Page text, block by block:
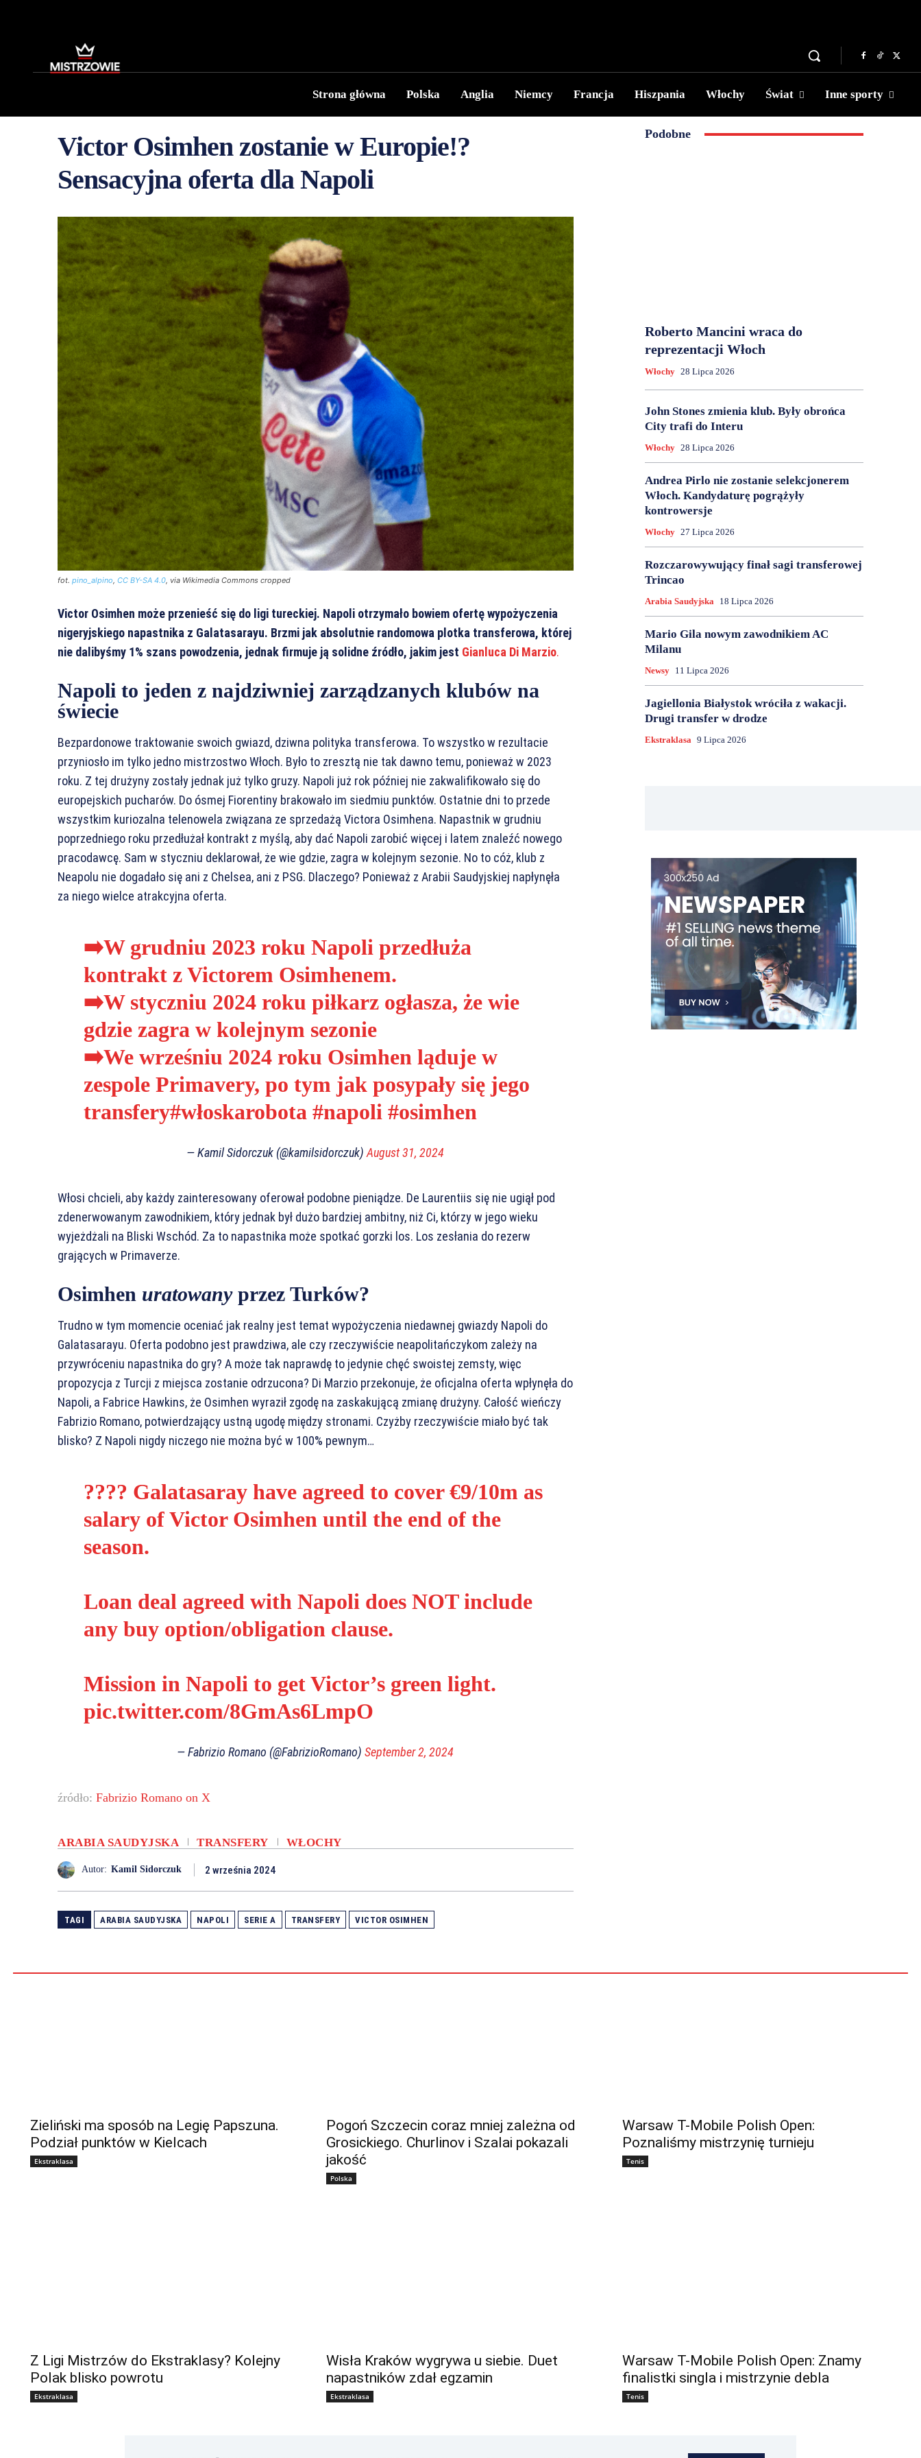
Strona główna Polska Anglia Niemcy Francja Hiszpania Włochy Świat Inne sporty
Victor Osimhen zostanie w Europie!?
Sensacyjna oferta dla Napoli
fot. pino_alpino, CC BY-SA 4.0, via Wikimedia Commons cropped
Victor Osimhen może przenieść się do ligi tureckiej. Napoli otrzymało bowiem ofertę wypożyczenia
nigeryjskiego napastnika z Galatasarayu. Brzmi jak absolutnie randomowa plotka transferowa, której
nie dalibyśmy 1% szans powodzenia, jednak firmuje ją solidne źródło, jakim jest Gianluca Di Marzio.
Napoli to jeden z najdziwniej zarządzanych klubów na
świecie
Bezpardonowe traktowanie swoich gwiazd, dziwna polityka transferowa. To wszystko w rezultacie
przyniosło im tylko jedno mistrzostwo Włoch. Było to zresztą nie tak dawno temu, ponieważ w 2023
roku. Z tej drużyny zostały jednak już tylko gruzy. Napoli już rok później nie zakwalifikowało się do
europejskich pucharów. Do ósmej Fiorentiny brakowało im siedmiu punktów. Ostatnie dni to przede
wszystkim kuriozalna telenowela związana ze sprzedażą Victora Osimhena. Napastnik w grudniu
poprzedniego roku przedłużał kontrakt z myślą, aby dać Napoli zarobić więcej i latem znaleźć nowego
pracodawcę. Sam w styczniu deklarował, że wie gdzie, zagra w kolejnym sezonie. No to cóż, klub z
Neapolu nie dogadało się ani z Chelsea, ani z PSG. Dlaczego? Ponieważ z Arabii Saudyjskiej napłynęła
za niego wielce atrakcyjna oferta.
➡️W grudniu 2023 roku Napoli przedłuża
kontrakt z Victorem Osimhenem.
➡️W styczniu 2024 roku piłkarz ogłasza, że wie
gdzie zagra w kolejnym sezonie
➡️We wrześniu 2024 roku Osimhen ląduje w
zespole Primavery, po tym jak posypały się jego
transfery#włoskarobota #napoli #osimhen
— Kamil Sidorczuk (@kamilsidorczuk)August 31, 2024
Włosi chcieli, aby każdy zainteresowany oferował podobne pieniądze. De Laurentiis się nie ugiął pod
zdenerwowanym zawodnikiem, który jednak był dużo bardziej ambitny, niż Ci, którzy w jego wieku
wyjeżdżali na Bliski Wschód. Za to napastnika może spotkać gorzki los. Los zesłania do rezerw
grających w Primaverze.
Osimhen uratowanyprzez Turków?
Trudno w tym momencie oceniać jak realny jest temat wypożyczenia niedawnej gwiazdy Napoli do
Galatasarayu. Oferta podobno jest prawdziwa, ale czy rzeczywiście neapolitańczykom zależy na
przywróceniu napastnika do gry? A może tak naprawdę to jedynie chęć swoistej zemsty, więc
propozycja z Turcji z miejsca zostanie odrzucona? Di Marzio przekonuje, że oficjalna oferta wpłynęła do
Napoli, a Fabrice Hawkins, że Osimhen wyraził zgodę na zaskakującą zmianę drużyny. Całość wieńczy
Fabrizio Romano, potwierdzający ustną ugodę między stronami. Czyżby rzeczywiście miało być tak
blisko? Z Napoli nigdy niczego nie można być w 100% pewnym…
???? Galatasaray have agreed to cover €9/10m as
salary of Victor Osimhen until the end of the
season.
Loan deal agreed with Napoli does NOT include
any buy option/obligation clause.
Mission in Napoli to get Victor’s green light.
pic.twitter.com/8GmAs6LmpO
— Fabrizio Romano (@FabrizioRomano)September 2, 2024
źródło: Fabrizio Romano on X
ARABIA SAUDYJSKA TRANSFERY WŁOCHY
Autor: Kamil Sidorczuk 2 września 2024
TAGI ARABIA SAUDYJSKA NAPOLI SERIE A TRANSFERY VICTOR OSIMHEN
Podobne
Roberto Mancini wraca do
reprezentacji Włoch
Włochy 28 Lipca 2026
John Stones zmienia klub. Były obrońca
City trafi do Interu
Włochy 28 Lipca 2026
Andrea Pirlo nie zostanie selekcjonerem
Włoch. Kandydaturę pogrążyły
kontrowersje
Włochy 27 Lipca 2026
Rozczarowywujący finał sagi transferowej
Trincao
Arabia Saudyjska 18 Lipca 2026
Mario Gila nowym zawodnikiem AC
Milanu
Newsy 11 Lipca 2026
Jagiellonia Białystok wróciła z wakacji.
Drugi transfer w drodze
Ekstraklasa 9 Lipca 2026
Zieliński ma sposób na Legię Papszuna.
Podział punktów w Kielcach
Ekstraklasa
Pogoń Szczecin coraz mniej zależna od
Grosickiego. Churlinov i Szalai pokazali
jakość
Polska
Warsaw T-Mobile Polish Open:
Poznaliśmy mistrzynię turnieju
Tenis
Z Ligi Mistrzów do Ekstraklasy? Kolejny
Polak blisko powrotu
Ekstraklasa
Wisła Kraków wygrywa u siebie. Duet
napastników zdał egzamin
Ekstraklasa
Warsaw T-Mobile Polish Open: Znamy
finalistki singla i mistrzynie debla
Tenis